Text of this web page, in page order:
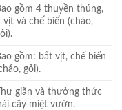
gồm 4 thuyền thúng,
vịt và chế biến (cháo,
gồm: bắt vịt, chế biến
gỏi).
Thư giãn và thưởng thức
cây miệt vườn.